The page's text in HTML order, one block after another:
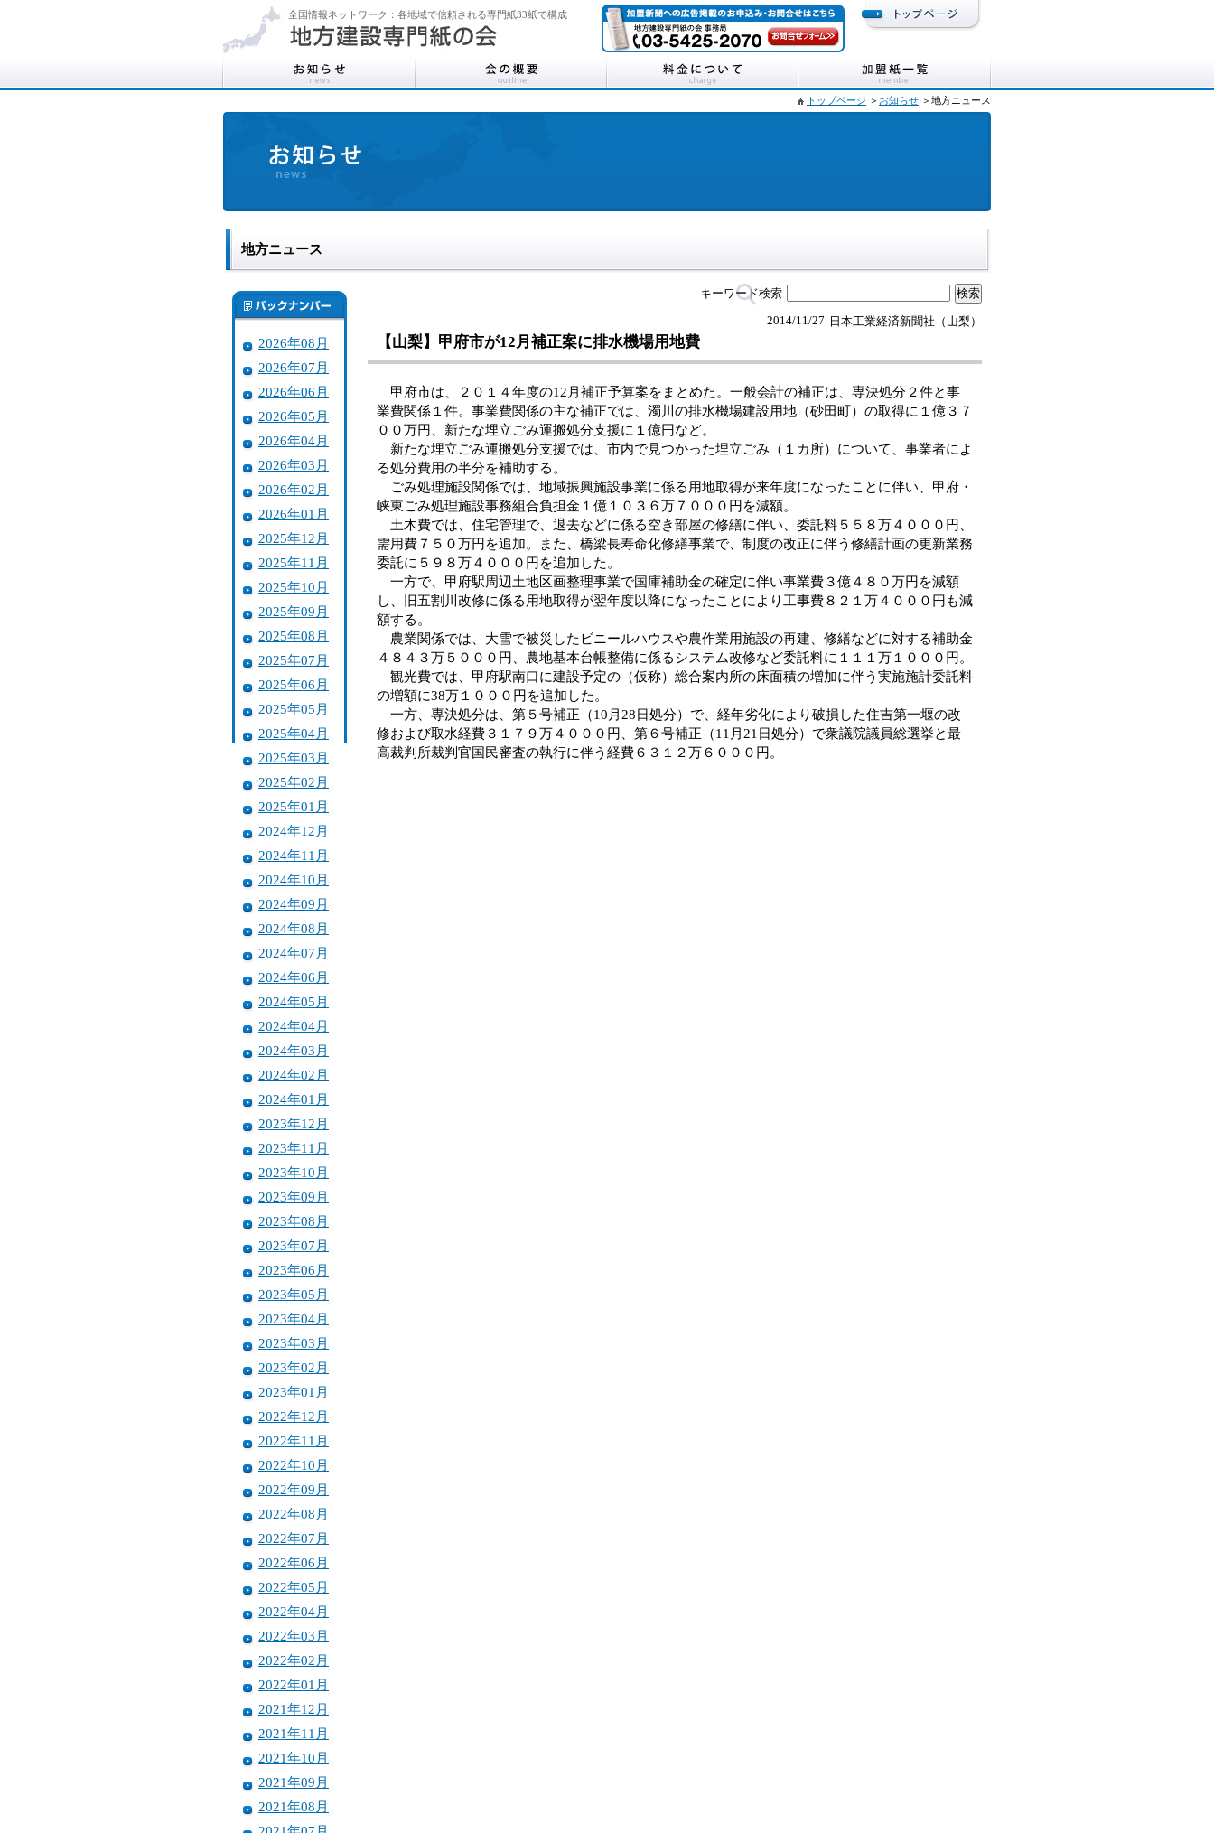
全国情報ネットワーク：各地域で信頼される専門紙33紙で構成
トップページ ＞ お知らせ ＞地方ニュース
地方ニュース
2026年08月
2026年07月
2026年06月
2026年05月
2026年04月
2026年03月
2026年02月
2026年01月
2025年12月
2025年11月
2025年10月
2025年09月
2025年08月
2025年07月
2025年06月
2025年05月
2025年04月
2025年03月
2025年02月
2025年01月
2024年12月
2024年11月
2024年10月
2024年09月
2024年08月
2024年07月
2024年06月
2024年05月
2024年04月
2024年03月
2024年02月
2024年01月
2023年12月
2023年11月
2023年10月
2023年09月
2023年08月
2023年07月
2023年06月
2023年05月
2023年04月
2023年03月
2023年02月
2023年01月
2022年12月
2022年11月
2022年10月
2022年09月
2022年08月
2022年07月
2022年06月
2022年05月
2022年04月
2022年03月
2022年02月
2022年01月
2021年12月
2021年11月
2021年10月
2021年09月
2021年08月
キーワード検索
日本工業経済新聞社（山梨）
2014/11/27
【山梨】甲府市が12月補正案に排水機場用地費
甲府市は、２０１４年度の12月補正予算案をまとめた。一般会計の補正は、専決処分２件と事
業費関係１件。事業費関係の主な補正では、濁川の排水機場建設用地（砂田町）の取得に１億３７
００万円、新たな埋立ごみ運搬処分支援に１億円など。
新たな埋立ごみ運搬処分支援では、市内で見つかった埋立ごみ（１カ所）について、事業者によ
る処分費用の半分を補助する。
ごみ処理施設関係では、地域振興施設事業に係る用地取得が来年度になったことに伴い、甲府・
峡東ごみ処理施設事務組合負担金１億１０３６万７０００円を減額。
土木費では、住宅管理で、退去などに係る空き部屋の修繕に伴い、委託料５５８万４０００円、
需用費７５０万円を追加。また、橋梁長寿命化修繕事業で、制度の改正に伴う修繕計画の更新業務
委託に５９８万４０００円を追加した。
一方で、甲府駅周辺土地区画整理事業で国庫補助金の確定に伴い事業費３億４８０万円を減額
し、旧五割川改修に係る用地取得が翌年度以降になったことにより工事費８２１万４０００円も減
額する。
農業関係では、大雪で被災したビニールハウスや農作業用施設の再建、修繕などに対する補助金
４８４３万５０００円、農地基本台帳整備に係るシステム改修など委託料に１１１万１０００円。
観光費では、甲府駅南口に建設予定の（仮称）総合案内所の床面積の増加に伴う実施施計委託料
の増額に38万１０００円を追加した。
一方、専決処分は、第５号補正（10月28日処分）で、経年劣化により破損した住吉第一堰の改
修および取水経費３１７９万４０００円、第６号補正（11月21日処分）で衆議院議員総選挙と最
高裁判所裁判官国民審査の執行に伴う経費６３１２万６０００円。